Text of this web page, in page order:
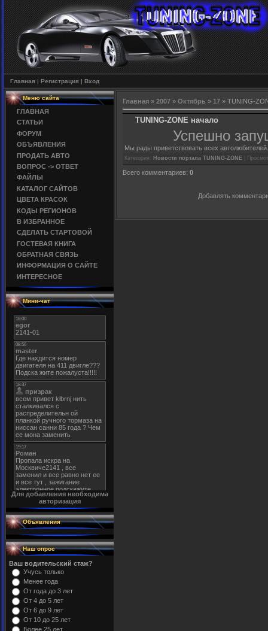
Главная | Регистрация | Вход
Меню сайта
ГЛАВНАЯ
СТАТЬИ
ФОРУМ
ОБЪЯВЛЕНИЯ
ПРОДАТЬ АВТО
ВОПРОС -> ОТВЕТ
ФАЙЛЫ
КАТАЛОГ САЙТОВ
ЦВЕТА КРАСОК
КОДЫ РЕГИОНОВ
В ИЗБРАННОЕ
СДЕЛАТЬ СТАРТОВОЙ
ГОСТЕВАЯ КНИГА
ОБРАТНАЯ СВЯЗЬ
ИНФОРМАЦИЯ О САЙТЕ
ИНТЕРЕСНОЕ
Мини-чат
Для добавления необходима
авторизация
Объявления
Наш опрос
Ваш водительский стаж?
Учусь только
Менее года
От года до 3 лет
От 4 до 5 лет
От 6 до 9 лет
От 10 до 25 лет
Более 25 лет
Главная » 2007 » Октябрь » 17 » TUNING-
TUNING-ZONE начало
Успешно
Мы рады приветствовать всех
Категория: Новости портала TUNING-ZONE |
Всего комментариев: 0
Добавлять